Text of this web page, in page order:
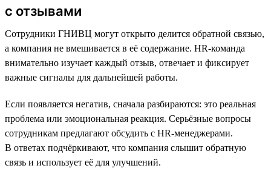
с отзывами
Сотрудники ГНИВЦ могут открыто делится обратной связью,
а компания не вмешивается в её содержание. HR-команда
внимательно изучает каждый отзыв, отвечает и фиксирует
важные сигналы для дальнейшей работы.
Если появляется негатив, сначала разбираются: это реальная
проблема или эмоциональная реакция. Серьёзные вопросы
сотрудникам предлагают обсудить с HR-менеджерами.
В ответах подчёркивают, что компания слышит обратную
связь и использует её для улучшений.